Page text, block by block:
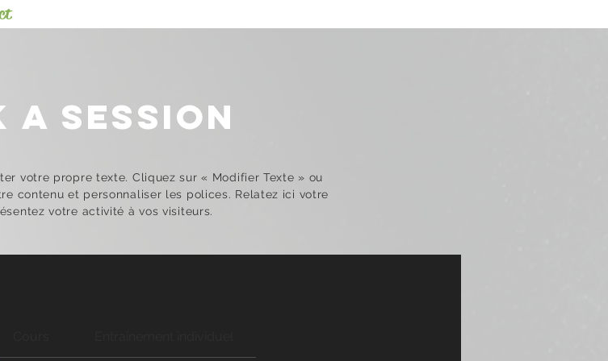
a session
votre propre texte. Cliquez sur« Modifier Texte » ou
contenu et personnaliser les polices. Relatez ici votre
votre activité à vos visiteurs.